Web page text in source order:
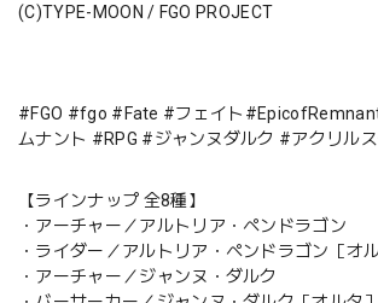
(C)TYPE-MOON / FGO PROJECT
#FGO #fgo #Fate #フェイト
ムナント #RPG #ジャンヌダルク #アクリル
【ラインナップ 全8種】
・アーチャー／アルトリア・ペンドラゴン
・ライダー／アルトリア・ペンドラゴン［オル
・アーチャー／ジャンヌ・ダルク